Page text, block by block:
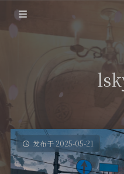
笔记
虚拟化
踩坑之路
时光轴
关于
发布于 2025-05-21